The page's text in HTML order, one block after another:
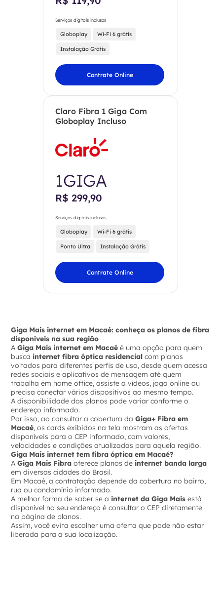
Serviços digitais inclusos
Globoplay Wi-Fi 6 grátis
Instalação Grátis
Contrate Online
Claro Fibra 1 Giga Com
Globoplay Incluso
1GIGA
R$ 299,90
Serviços digitais inclusos
Globoplay Wi-Fi 6 grátis
Ponto Ultra Instalação Grátis
Contrate Online
Giga Mais internet em Macaé: conheça os planos de fibra
disponíveis na sua região
AGiga Mais internet em Macaé é uma opção para quem
busca internet fibra óptica residencial com planos
voltados para diferentes perfis de uso, desde quem acessa
redes sociais e aplicativos de mensagem até quem
trabalha em home office, assiste a vídeos, joga online ou
precisa conectar vários dispositivos ao mesmo tempo.
A disponibilidade dos planos pode variar conforme o
endereço informado.
Por isso, ao consultar a cobertura daGiga+ Fibra em
Macaé, os cards exibidos na tela mostram as ofertas
disponíveis para o CEP informado, com valores,
velocidades e condições atualizadas para aquela região.
Giga Mais internet tem fibra óptica em Macaé?
AGiga Mais Fibra oferece planos de internet banda larga
em diversas cidades do Brasil.
Em Macaé, a contratação depende da cobertura no bairro,
rua ou condomínio informado.
A melhor forma de saber se a internet da Giga Mais está
disponível no seu endereço é consultar o CEP diretamente
na página de planos.
Assim, você evita escolher uma oferta que pode não estar
liberada para a sua localização.